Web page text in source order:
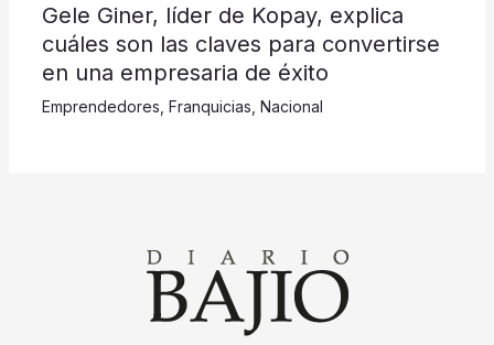
Gele Giner, líder de Kopay, explica
cuáles son las claves para convertirse
en una empresaria de éxito
Emprendedores Franquicias Nacional